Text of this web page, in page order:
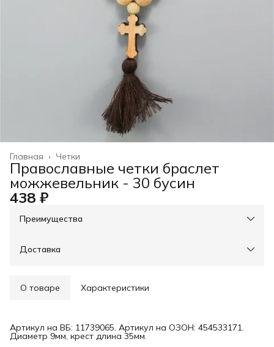
Четки
Главная ›
Православные четки браслет
можжевельник - 30 бусин
438 ₽
Преимущества
Доставка
О товаре Характеристики
Артикул на ВБ: 11739065. Артикул на ОЗОН: 454533171.
Диаметр 9мм, крест длина 35мм.